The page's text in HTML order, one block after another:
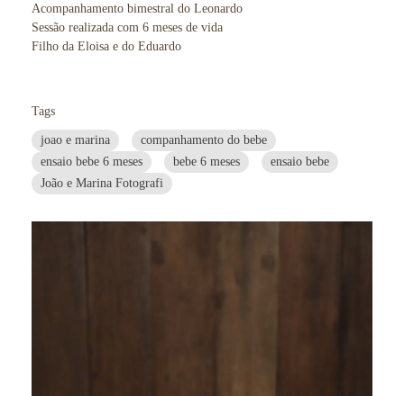
Acompanhamento bimestral do Leonardo
Sessão realizada com 6 meses de vida
Filho da Eloisa e do Eduardo
Tags
joao e marina
companhamento do bebe
ensaio bebe 6 meses
bebe 6 meses
ensaio bebe
João e Marina Fotografi